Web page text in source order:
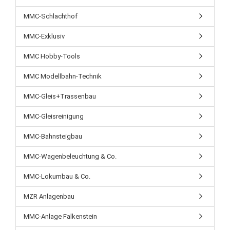
MMC-Schlachthof
MMC-Exklusiv
MMC Hobby-Tools
MMC Modellbahn-Technik
MMC-Gleis+Trassenbau
MMC-Gleisreinigung
MMC-Bahnsteigbau
MMC-Wagenbeleuchtung & Co.
MMC-Lokumbau & Co.
MZR Anlagenbau
MMC-Anlage Falkenstein